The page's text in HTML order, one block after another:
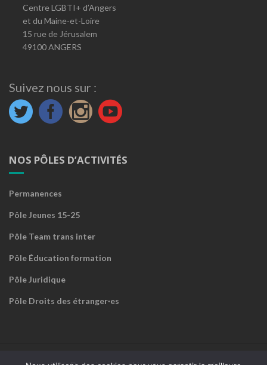
Centre LGBTI+ d’Angers
et du Maine-et-Loire
15 rue de Jérusalem
49100 ANGERS
Suivez nous sur :
NOS PÔLES D’ACTIVITÉS
Permanences
Pôle Jeunes 15-25
Pôle Team trans inter
Pôle Éducation formation
Pôle Juridique
Pôle Droits des étranger·es